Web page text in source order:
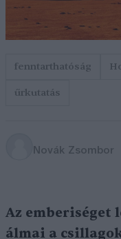
fenntarthatóság
űrkutatás
Novák Zsombor
Az emberiséget
álmai a